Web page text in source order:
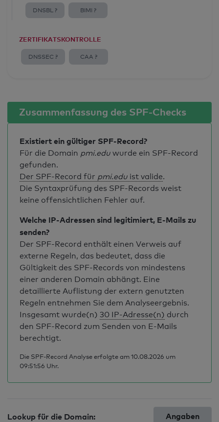
DNSBL ? BIMI ?
ZERTIFIKATSKONTROLLE
DNSSEC ? CAA ?
Zusammenfassung des SPF-Checks
Existiert ein gültiger SPF-Record?
Für die Domain pmi.edu wurde ein SPF-Record
gefunden.
Der SPF-Record für pmi.edu ist valide.
Die Syntaxprüfung des SPF-Records weist
keine offensichtlichen Fehler auf.
Welche IP-Adressen sind legitimiert, E-Mails zu
senden?
Der SPF-Record enthält einen Verweis auf
externe Regeln, das bedeutet, dass die
Gültigkeit des SPF-Records von mindestens
einer anderen Domain abhängt. Eine
detaillierte Auflistung der extern genutzten
Regeln entnehmen Sie dem Analyseergebnis.
Insgesamt wurde(n) 30 IP-Adresse(n) durch
den SPF-Record zum Senden von E-Mails
berechtigt.
Die SPF-Record Analyse erfolgte am 10.08.2026 um
09:51:56 Uhr.
Lookup für die Domain:
Angaben